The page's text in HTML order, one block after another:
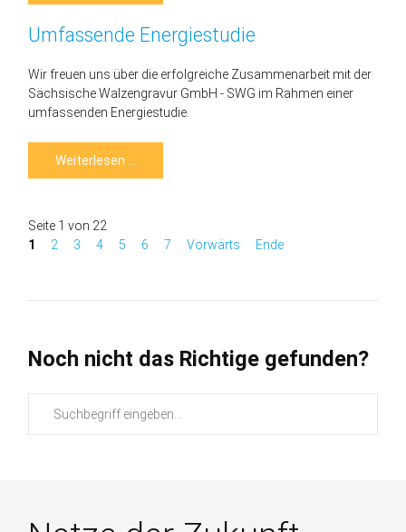
Umfassende Energiestudie
Wir freuen uns über die erfolgreiche Zusammenarbeit mit der
Sächsische Walzengravur GmbH - SWG im Rahmen einer
umfassenden Energiestudie.
Weiterlesen …
Seite 1 von 22
1
2 3 4 5 6 7 Vorwärts Ende
Noch nicht das Richtige gefunden?